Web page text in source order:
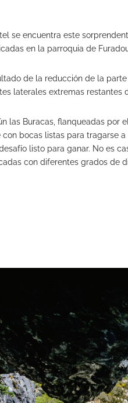
se encuentra este
en la parroquia de
de la reducción de la
laterales extremas
las Buracas, flanqueadas por
bocas listas para tragarse
listo para ganar. No es
con diferentes grados de